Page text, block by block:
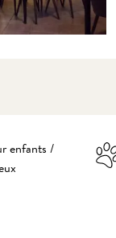
enfants /